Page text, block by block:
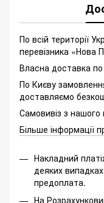
По всій території
перевізника «Нова
Власна доставка
По Києву
доставляємо
Самовивіз з
Більше інформації
Накладний
деяких
предоплата.
На